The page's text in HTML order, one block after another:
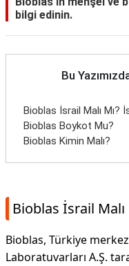
bilgi edinin.
Bu
Bioblas İsrail Malı Mı?
Bioblas Boykot Mu?
Bioblas Kimin Malı?
Bioblas İsrail
Bioblas, Türkiye
Laboratuvarları A.Ş.